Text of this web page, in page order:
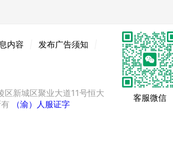
内容 发布广告须知
新城区聚业大道11号恒大
（渝）人服证字
客服微信